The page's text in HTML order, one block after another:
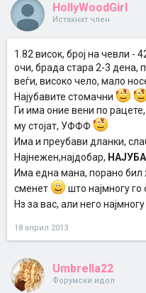
HollyWoodGirl
Истакнат член
1.82 висок, број на чевли -
очи, брада стара 2-3 дена,
веѓи, високо чело, мало
Најубавите стомачни
Ги има оние вени по
му стојат, УФФФ
Има и преубави дланки,
Најнежен,најдобар,
Има една мана, порано бил
сменет
што најмногу го
Нз за вас, али него најмногу
18 април 2013
Umbrella22
Форумски идол